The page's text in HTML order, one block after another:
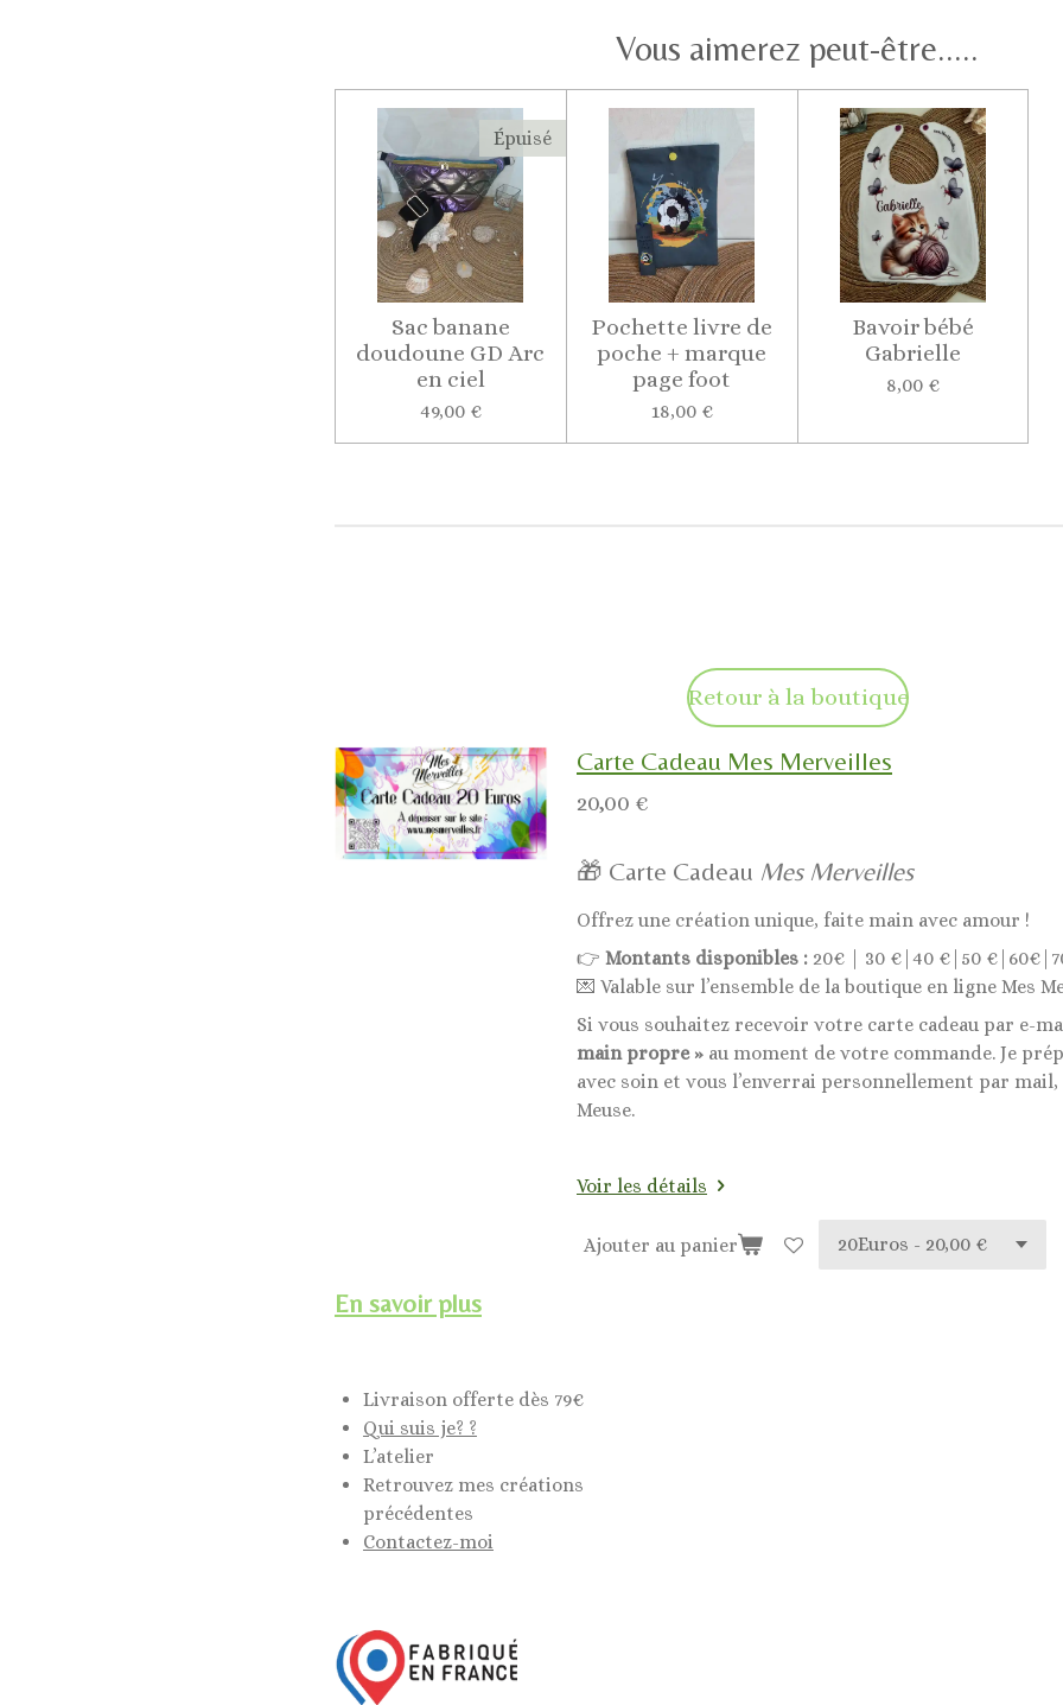
Vous aimerez peut-être.....
Épuisé
Sac banane
doudoune GD Arc
en ciel
49,00 €
Pochette livre de
poche + marque
page foot
18,00 €
Bavoir bébé
Gabrielle
8,00 €
Retour à la boutique
Carte Cadeau Mes Merveilles
20,00 €
🎁 Carte Cadeau Mes Merveilles
Offrez une création unique, faite main avec amour !
👉 Montants disponibles : 20€ | 30 €|40 €|50
💌 Valable sur l’ensemble de la boutique en ligne Mes
Si vous souhaitez recevoir votre carte cadeau par e-
main propre » au moment de votre commande. Je
avec soin et vous l’enverrai personnellement par
Meuse.
Voir les détails
Ajouter au panier
En savoir plus
Livraison offerte dès 79€
Qui suis je? ?
L’atelier
Retrouvez mes créations
précédentes
Contactez-moi